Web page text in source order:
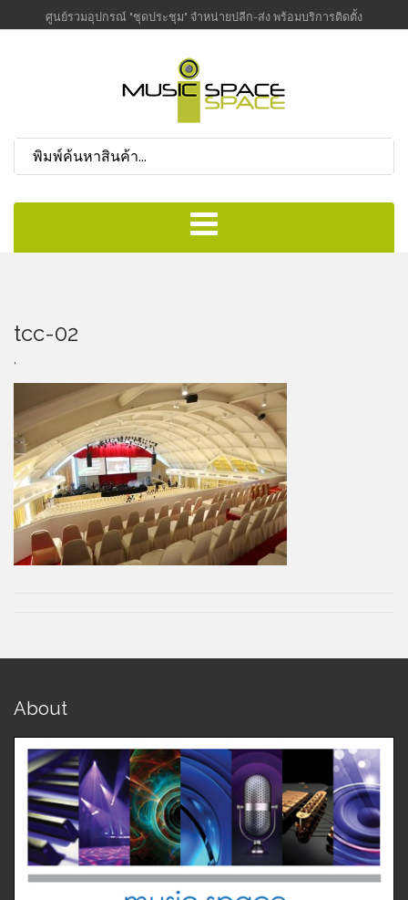
ศูนย์รวมอุปกรณ์ "ชุดประชุม" จำหน่ายปลีก-ส่ง พร้อมบริการติดตั้ง
tcc-02
About